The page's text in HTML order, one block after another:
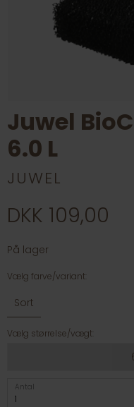
Juwel
6.0 L
JUWEL
DKK 109,00
På lager
Vælg farve/variant:
Sort
Vælg størrelse/vægt:
Antal